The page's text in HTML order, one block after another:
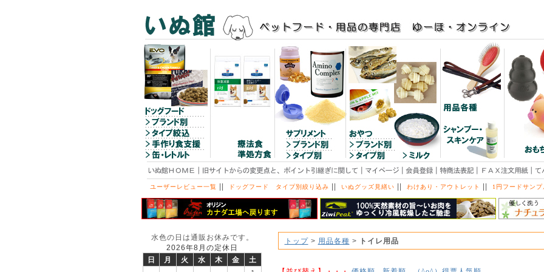
ユーザーレビュー一覧 || ドッグフード タイプ別絞り込み || いぬグッズ見繕い || わけあり・アウトレット || 1円フードサンプ
水色の日は通販お休みです。
2026年8月の定休日
日
月 火 水 木 金
土
トップ> 用品各種 > トイレ用品